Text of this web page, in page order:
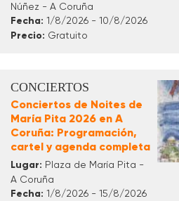
Núñez - A Coruña
Fecha: 1/8/2026 - 10/8/2026
Precio: Gratuito
CONCIERTOS
Conciertos de Noites de
María Pita 2026 en A
Coruña: Programación,
cartel y agenda completa
Lugar: Plaza de María Pita -
A Coruña
Fecha: 1/8/2026 - 15/8/2026